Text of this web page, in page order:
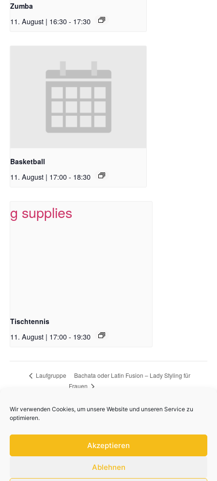
Wir verwenden Cookies, um unsere Website und unseren Service zu
optimieren.
Akzeptieren
Ablehnen
Zumba
11. August | 16:30- 17:30
Basketball
11. August | 17:00- 18:30
Tischtennis
11. August | 17:00- 19:30
Laufgruppe
Bachata oder Latin Fusion – Lady Styling für
Frauen